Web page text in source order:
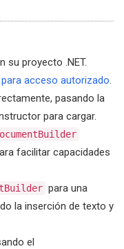
su proyecto .NET.
acceso autorizado.
pasando la
para cargar.
facilitar capacidades
para una
la inserción de texto y
el